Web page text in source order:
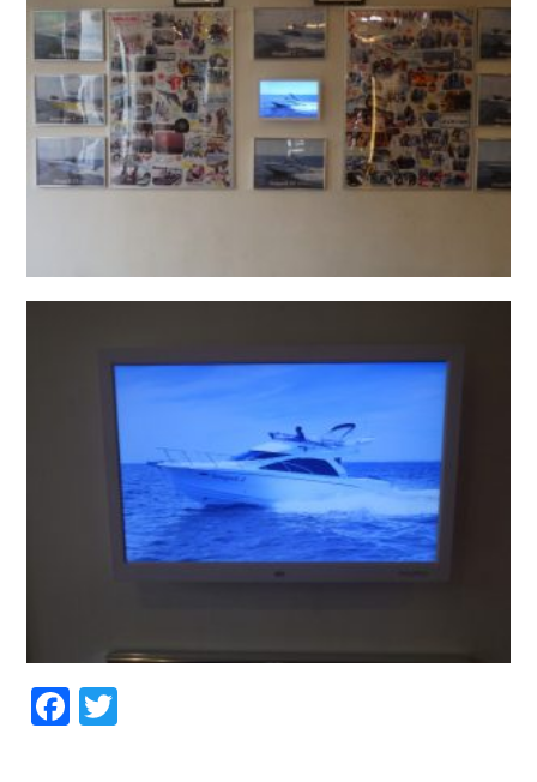
Facebook